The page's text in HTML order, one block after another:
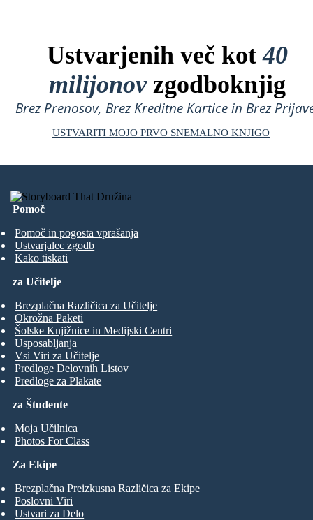
Ustvarjenih več kot40
milijonovzgodboknjig
Brez Prenosov, Brez Kreditne Kartice in Brez
USTVARITI MOJO PRVO SNEMALNO KNJIGO
Pomoč
Pomoč in pogosta vprašanja
Ustvarjalec zgodb
Kako tiskati
za Študente
Moja Učilnica
Photos For Class
za Učitelje
Brezplačna Različica za Učitelje
Okrožna Paketi
Šolske Knjižnice in Medijski Centri
Usposabljanja
Vsi Viri za Učitelje
Predloge Delovnih Listov
Predloge za Plakate
Za Ekipe
Brezplačna Preizkusna Različica za Ekipe
Poslovni Viri
Ustvari za Delo